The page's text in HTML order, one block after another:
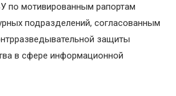
по мотивированным рапортам
подразделений, согласованным
защиты
в сфере информационной